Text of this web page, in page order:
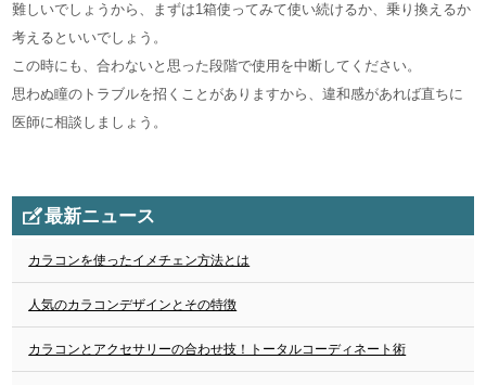
難しいでしょうから、まずは1箱使ってみて使い続けるか、乗り換えるか
考えるといいでしょう。
この時にも、合わないと思った段階で使用を中断してください。
思わぬ瞳のトラブルを招くことがありますから、違和感があれば直ちに
医師に相談しましょう。
最新ニュース
カラコンを使ったイメチェン方法とは
人気のカラコンデザインとその特徴
カラコンとアクセサリーの合わせ技！トータルコーディネート術